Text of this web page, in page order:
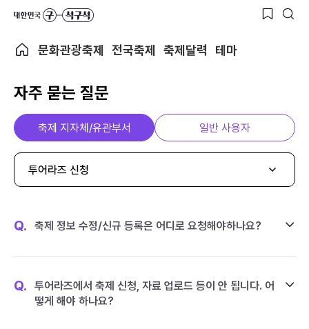
문화관광축제 전국축제 축제달력 테마
자주 묻는 질문
축제 지자체/유관부서 일반 사용자
투어라즈 신청
Q. 축제 정보 수정/신규 등록은 어디로 요청해야하나요?
Q.
투어라즈에서 축제 신청, 자료 업로드 등이 안 됩니다. 어
떻게 해야 하나요?